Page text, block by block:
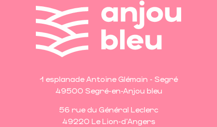
1 esplanade Antoine Glémain - Segré
49500 Segré-en-Anjou bleu
56 rue du Général Leclerc
49220 Le Lion-d'Angers